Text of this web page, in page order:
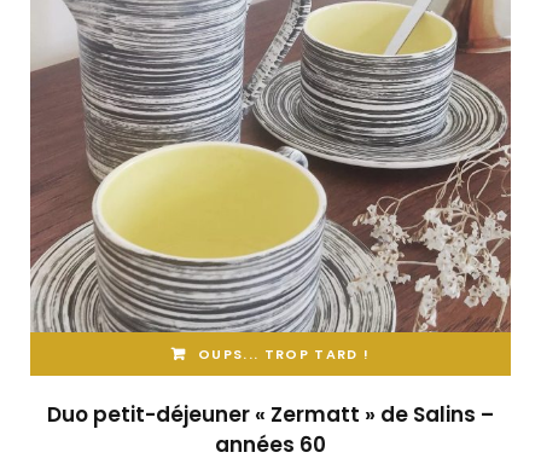
OUPS... TROP TARD !
Duo petit-déjeuner « Zermatt » de Salins –
années 60